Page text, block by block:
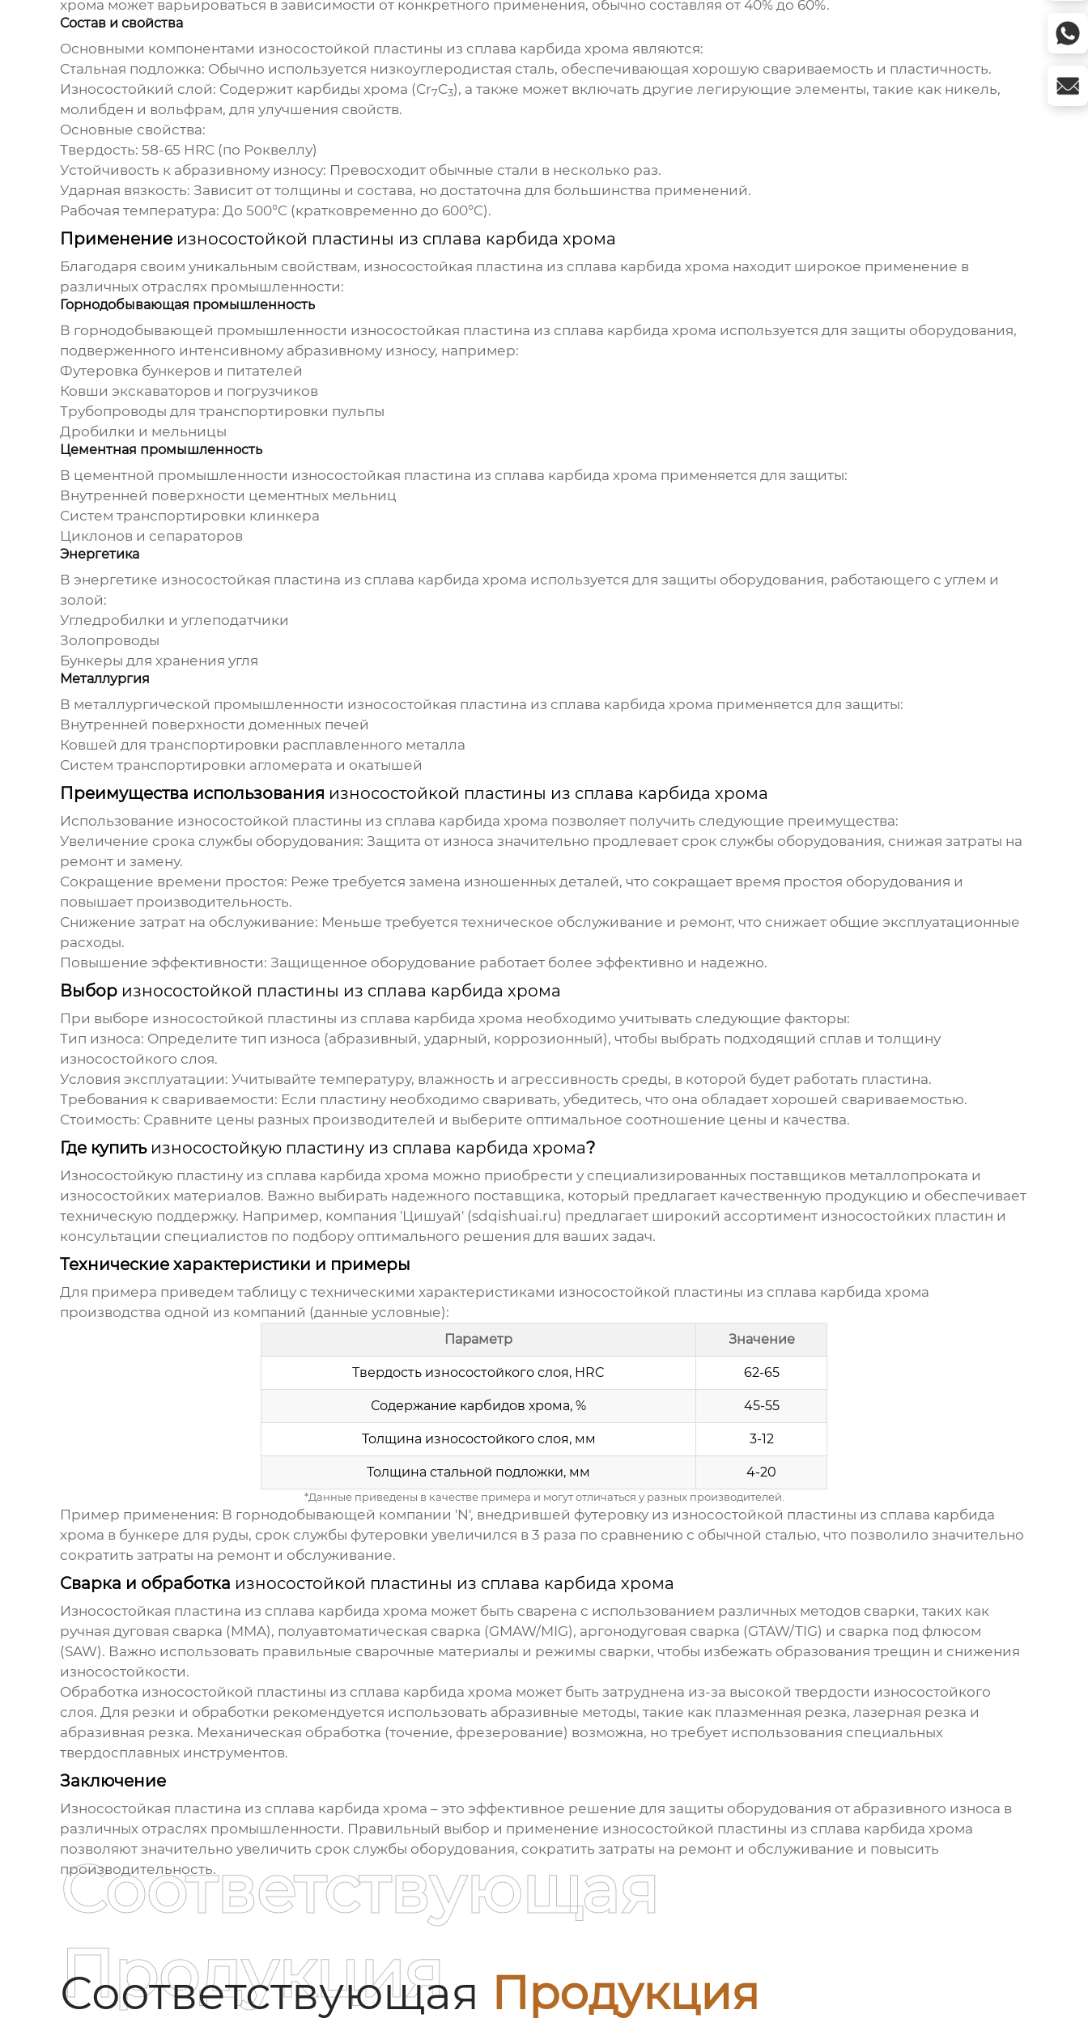
хрома может варьироваться в зависимости от конкретного применения, обычно составляя от 40% до 60%.
Состав и свойства
Основными компонентами износостойкой пластины из сплава карбида хрома являются:
Стальная подложка: Обычно используется низкоуглеродистая сталь, обеспечивающая хорошую свариваемость и пластичность.
Износостойкий слой: Содержит карбиды хрома (Cr7C3), а также может включать другие легирующие элементы, такие как никель,
молибден и вольфрам, для улучшения свойств.
Основные свойства:
Твердость: 58-65 HRC (по Роквеллу)
Устойчивость к абразивному износу: Превосходит обычные стали в несколько раз.
Ударная вязкость: Зависит от толщины и состава, но достаточна для большинства применений.
Рабочая температура: До 500°C (кратковременно до 600°C).
Применение износостойкой пластины из сплава карбида хрома
Благодаря своим уникальным свойствам, износостойкая пластина из сплава карбида хрома находит широкое применение в
различных отраслях промышленности:
Горнодобывающая промышленность
В горнодобывающей промышленности износостойкая пластина из сплава карбида хрома используется для защиты оборудования,
подверженного интенсивному абразивному износу, например:
Футеровка бункеров и питателей
Ковши экскаваторов и погрузчиков
Трубопроводы для транспортировки пульпы
Дробилки и мельницы
Цементная промышленность
В цементной промышленности износостойкая пластина из сплава карбида хрома применяется для защиты:
Внутренней поверхности цементных мельниц
Систем транспортировки клинкера
Циклонов и сепараторов
Энергетика
В энергетике износостойкая пластина из сплава карбида хрома используется для защиты оборудования, работающего с углем и
золой:
Угледробилки и углеподатчики
Золопроводы
Бункеры для хранения угля
Металлургия
В металлургической промышленности износостойкая пластина из сплава карбида хрома применяется для защиты:
Внутренней поверхности доменных печей
Ковшей для транспортировки расплавленного металла
Систем транспортировки агломерата и окатышей
Преимущества использования износостойкой пластины из сплава карбида хрома
Использование износостойкой пластины из сплава карбида хрома позволяет получить следующие преимущества:
Увеличение срока службы оборудования: Защита от износа значительно продлевает срок службы оборудования, снижая затраты на
ремонт и замену.
Сокращение времени простоя: Реже требуется замена изношенных деталей, что сокращает время простоя оборудования и
повышает производительность.
Снижение затрат на обслуживание: Меньше требуется техническое обслуживание и ремонт, что снижает общие эксплуатационные
расходы.
Повышение эффективности: Защищенное оборудование работает более эффективно и надежно.
Выбор износостойкой пластины из сплава карбида хрома
При выборе износостойкой пластины из сплава карбида хрома необходимо учитывать следующие факторы:
Тип износа: Определите тип износа (абразивный, ударный, коррозионный), чтобы выбрать подходящий сплав и толщину
износостойкого слоя.
Условия эксплуатации: Учитывайте температуру, влажность и агрессивность среды, в которой будет работать пластина.
Требования к свариваемости: Если пластину необходимо сваривать, убедитесь, что она обладает хорошей свариваемостью.
Стоимость: Сравните цены разных производителей и выберите оптимальное соотношение цены и качества.
Где купить износостойкую пластину из сплава карбида хрома?
Износостойкую пластину из сплава карбида хрома можно приобрести у специализированных поставщиков металлопроката и
износостойких материалов. Важно выбирать надежного поставщика, который предлагает качественную продукцию и обеспечивает
техническую поддержку. Например, компания 'Цишуай' (sdqishuai.ru) предлагает широкий ассортимент износостойких пластин и
консультации специалистов по подбору оптимального решения для ваших задач.
Технические характеристики и примеры
Для примера приведем таблицу с техническими характеристиками износостойкой пластины из сплава карбида хрома
производства одной из компаний (данные условные):
Параметр Значение
Твердость износостойкого слоя, HRC 62-65
Содержание карбидов хрома, % 45-55
Толщина износостойкого слоя, мм 3-12
Толщина стальной подложки, мм 4-20
*Данные приведены в качестве примера и могут отличаться у разных производителей.
Пример применения: В горнодобывающей компании 'N', внедрившей футеровку из износостойкой пластины из сплава карбида
хрома в бункере для руды, срок службы футеровки увеличился в 3 раза по сравнению с обычной сталью, что позволило значительно
сократить затраты на ремонт и обслуживание.
Сварка и обработка износостойкой пластины из сплава карбида хрома
Износостойкая пластина из сплава карбида хрома может быть сварена с использованием различных методов сварки, таких как
ручная дуговая сварка (MMA), полуавтоматическая сварка (GMAW/MIG), аргонодуговая сварка (GTAW/TIG) и сварка под флюсом
(SAW). Важно использовать правильные сварочные материалы и режимы сварки, чтобы избежать образования трещин и снижения
износостойкости.
Обработка износостойкой пластины из сплава карбида хрома может быть затруднена из-за высокой твердости износостойкого
слоя. Для резки и обработки рекомендуется использовать абразивные методы, такие как плазменная резка, лазерная резка и
абразивная резка. Механическая обработка (точение, фрезерование) возможна, но требует использования специальных
твердосплавных инструментов.
Заключение
Износостойкая пластина из сплава карбида хрома – это эффективное решение для защиты оборудования от абразивного износа в
различных отраслях промышленности. Правильный выбор и применение износостойкой пластины из сплава карбида хрома
позволяют значительно увеличить срок службы оборудования, сократить затраты на ремонт и обслуживание и повысить
производительность.
Соответствующая Продукция
Соответствующая
Продукция